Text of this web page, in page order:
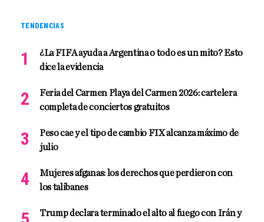
TENDENCIAS
¿La FIFA ayuda a Argentina o todo es un mito? Esto
dice la evidencia
Feria del Carmen Playa del Carmen 2026: cartelera
completa de conciertos gratuitos
Peso cae y el tipo de cambio FIX alcanza máximo de
julio
Mujeres afganas: los derechos que perdieron con
los talibanes
Trump declara terminado el alto al fuego con Irán y